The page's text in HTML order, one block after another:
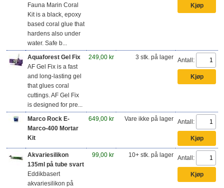
Fauna Marin Coral
Kit is a black, epoxy
based coral glue that
hardens also under
water. Safe b...
Aquaforest Gel Fix
AF Gel Fix is a fast
and long-lasting gel
that glues coral
cuttings. AF Gel Fix
is designed for pre...
249,00 kr 3 stk. på lager Antall:
Marco Rock E-
Marco-400 Mortar
Kit
649,00 kr Vare ikke på lager Antall:
Akvariesilikon
135ml på tube svart
Eddikbasert
akvariesilikon på
99,00 kr 10+ stk. på lager Antall: